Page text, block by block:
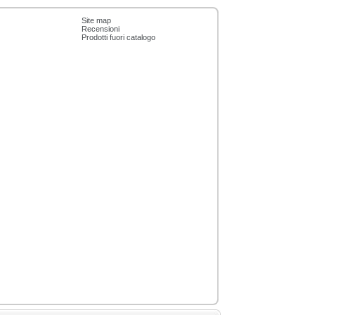
Site map
Recensioni
Prodotti fuori catalogo